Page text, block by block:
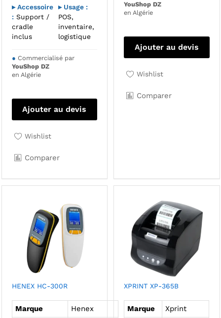
▸ Accessoire
:Support /
cradle
inclus
▸ Usage :
POS,
inventaire,
logistique
● Commercialisé par
YouShop DZ
en Algérie
Ajouter au devis
Wishlist
Comparer
YouShop DZ
en Algérie
Ajouter au devis
Wishlist
Comparer
HENEX HC-300R
Marque
Henex
XPRINT XP-365B
Marque Xprint